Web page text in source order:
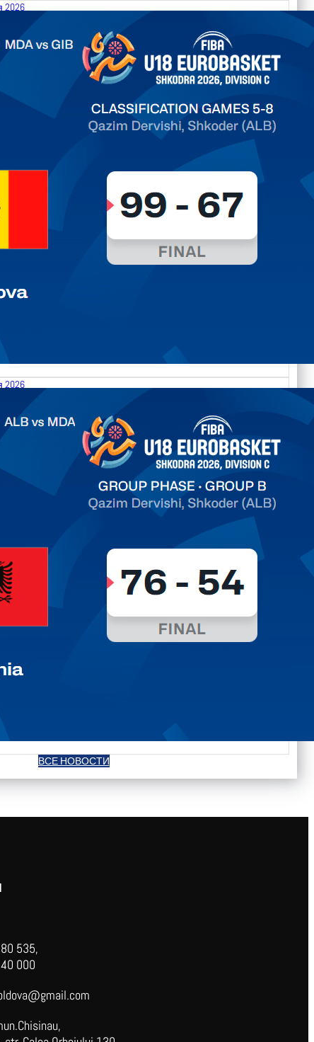
2026
Moldova vs Gibraltar FIBA U18 EuroBasket 2026,
C
Выберите Обзор Статистика Матч сыгран 0
далее
2026
Albania vs Moldova FIBA U18 EuroBasket 2026,
C
Выберите Обзор Статистика Матч сыгран 0
далее
ВСЕ НОВОСТИ
535,
000